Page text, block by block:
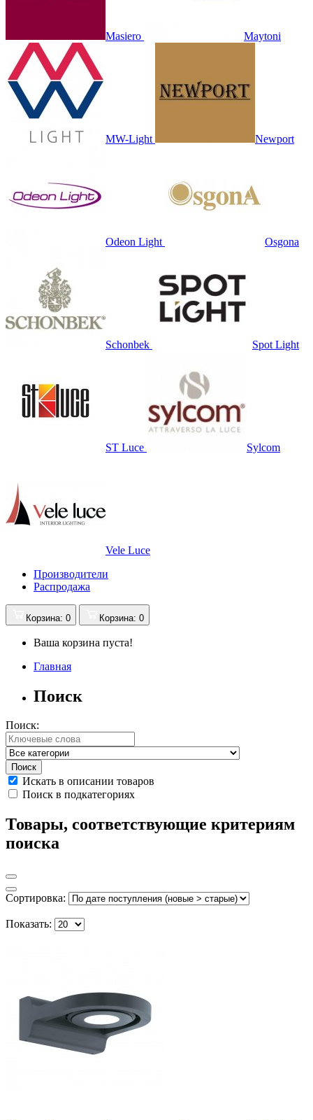
Masiero Maytoni
MW-Light Newport
Odeon Light Osgona
Schonbek Spot Light
ST Luce Sylcom
Vele Luce
Производители
Распродажа
Корзина: 0 Корзина: 0
Ваша корзина пуста!
Главная
Поиск
Поиск:
Искать в описании товаров
Поиск в подкатегориях
Товары, соответствующие критериям
поиска
Сортировка:
Показать: